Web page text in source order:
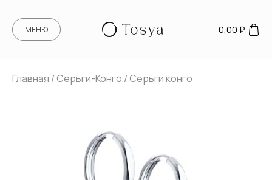
МЕНЮ 0,00 ₽
Главная / Серьги-Конго / Серьги конго